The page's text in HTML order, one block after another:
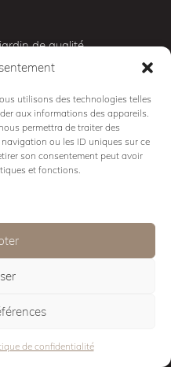
utilisons des technologies telles
aux informations des appareils.
permettra de traiter des
ou les ID uniques sur ce
son consentement peut avoir
et fonctions.
de confidentialité
de qualité